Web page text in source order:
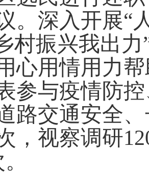
。深入开展“
村振兴我出力
心用情用力
参与疫情防
路交通安全
，视察调研